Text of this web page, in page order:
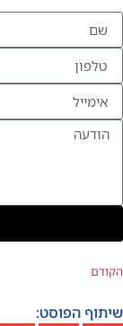
הקודם
שיתוף הפוסט: